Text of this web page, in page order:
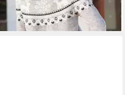
Wintermotiv